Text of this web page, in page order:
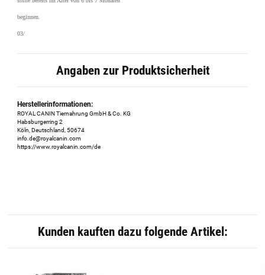
beginnen.
03/
Angaben zur Produktsicherheit
Herstellerinformationen:
ROYAL CANIN Tiernahrung GmbH & Co. KG
Habsburgerring 2
Köln, Deutschland, 50674
info.de@royalcanin.com
https://www.royalcanin.com/de
Kunden kauften dazu folgende Artikel: